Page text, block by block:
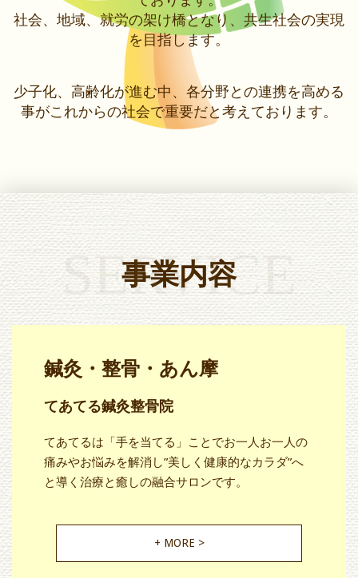
社会、地域、就労の架け橋となり、共生社会の実現
を目指します。
少子化、高齢化が進む中、各分野との連携を高める
事がこれからの社会で重要だと考えております。
事業内容
SERVICE
鍼灸・整骨・あん摩
てあてる鍼灸整骨院
てあてるは「手を当てる」ことでお一人お一人の
痛みやお悩みを解消し”美しく健康的なカラダ”へ
と導く治療と癒しの融合サロンです。
+ MORE >